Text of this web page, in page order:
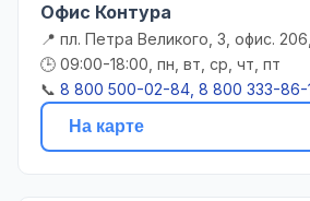
Офис Контура
📍 пл. Петра Великого, 3, офис.
🕒 09:00-18:00, пн, вт, ср, чт, пт
📞 8 800 500-02-84, 8 800 333-86-
На карте